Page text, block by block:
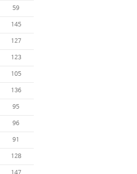
59
145
127
123
105
136
95
96
91
128